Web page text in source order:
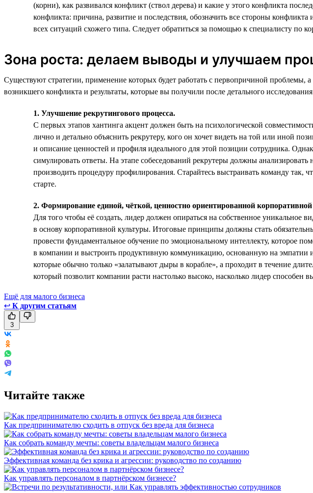
(корни), как развивался конфликт (ствол дерева) и какие у этого конфликта
конфликта: причина, развитие и последствия, обозначить все стороны
всех ситуаций схожего типа. Следует обратиться за помощью к специалисту по
Зона роста: делаем выводы и улучшаем
Существуют стратегии, применение которых будет работать с первопричиной проблемы,
возникшего конфликта и результаты, которые вы получили после детального
1. Улучшение рекрутингового процесса.
С первых этапов хантинга акцент должен быть на психологической
лично и детально объяснить рекрутеру, кого он хочет видеть на той или иной
и описание ценностей и профиля идеального для этой позиции сотрудника.
симулировать ответы. На этапе собеседований рекрутеры должны
производить процедуру профилирования. Старайтесь выстраивать команду так,
старте.
2. Формирование единой, чёткой, ценностно ориентированной
Для того чтобы её создать, лидер должен опираться на собственное
в основу корпоративной культуры. Итоговые принципы должны стать
провести фундаментальное обучение по эмоциональному интеллекту, которое
в компании и выстроить продуктивную коммуникацию, основанную на эмпатии
которые обычно только «залатывают дыры в корабле», а проходит в течение
который позволит компании расти настолько высоко, насколько лидер способен
Ещё для малого бизнеса
↩ К другим статьям
3
Читайте также
Как предпринимателю сходить в отпуск без вреда для бизнеса
Как собрать команду мечты: советы владельцам малого бизнеса
Эффективная команда без крика и агрессии: руководство по созданию
Как управлять персоналом в партнёрском бизнесе?